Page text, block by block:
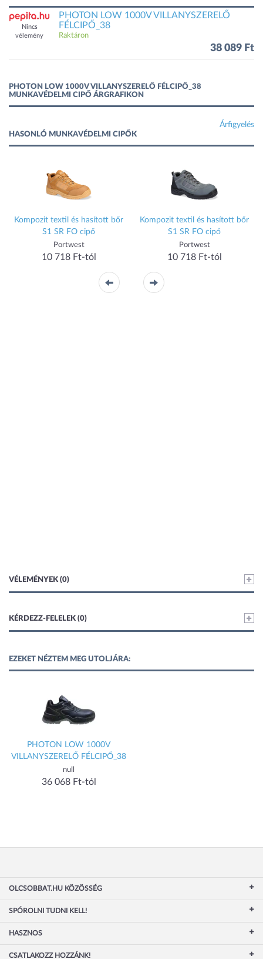
Nincs
vélemény
PHOTON LOW 1000V VILLANYSZERELŐ
FÉLCIPŐ_38
Raktáron
38 089 Ft
PHOTON LOW 1000V VILLANYSZERELŐ FÉLCIPŐ_38
MUNKAVÉDELMI CIPŐ ÁRGRAFIKON
Árfigyelés
HASONLÓ MUNKAVÉDELMI CIPŐK
Kompozit textil és hasított bőr
S1 SR FO cipő
Portwest
10 718 Ft-tól
Kompozit textil és hasított bőr
S1 SR FO cipő
Portwest
10 718 Ft-tól
VÉLEMÉNYEK (0)
KÉRDEZZ-FELELEK (0)
EZEKET NÉZTEM MEG UTOLJÁRA:
PHOTON LOW 1000V
VILLANYSZERELŐ FÉLCIPŐ_38
null
36 068 Ft-tól
OLCSOBBAT.HU KÖZÖSSÉG
SPÓROLNI TUDNI KELL!
HASZNOS
CSATLAKOZZ HOZZÁNK!